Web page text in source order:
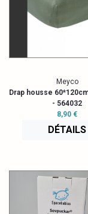
Meyco
Drap housse
- 564032
8,90 €
DÉTAILS